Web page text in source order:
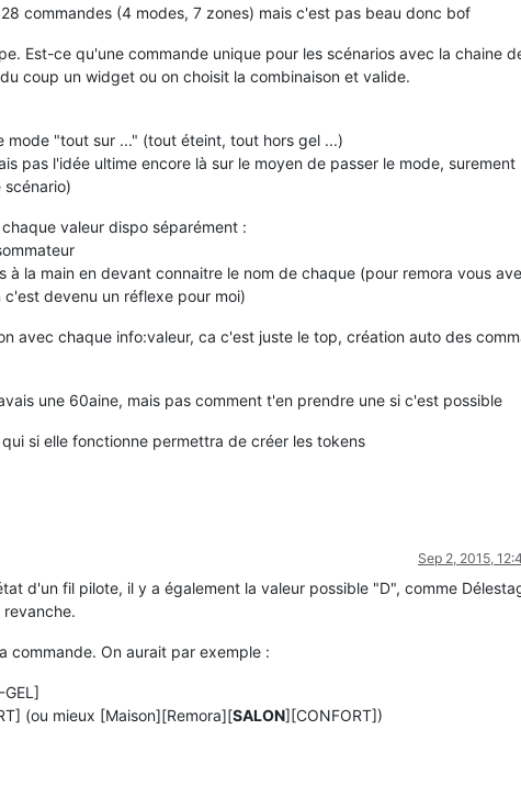
commandes (4 modes, 7 zones) mais c'est pas beau donc bof
Est-ce qu'une commande unique pour les scénarios avec la chaine
coup un widget ou on choisit la combinaison et valide.
mode "tout sur ..." (tout éteint, tout hors gel ...)
pas l'idée ultime encore là sur le moyen de passer le mode, surement
valeur dispo séparément :
à la main en devant connaitre le nom de chaque (pour remora vous
devenu un réflexe pour moi)
avec chaque info:valeur, ca c'est juste le top, création auto des
une 60aine, mais pas comment t'en prendre une si c'est possible
si elle fonctionne permettra de créer les tokens
Sep 2, 2015,
d'un fil pilote, il y a également la valeur possible "D", comme
commande. On aurait par exemple :
(ou mieux [Maison][Remora][SALON][CONFORT])